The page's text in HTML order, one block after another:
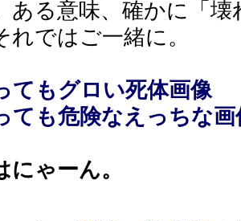
ある意味、確かに「
ではご一緒に。
てもグロい死体画像
ても危険なえっちな画
にゃーん。